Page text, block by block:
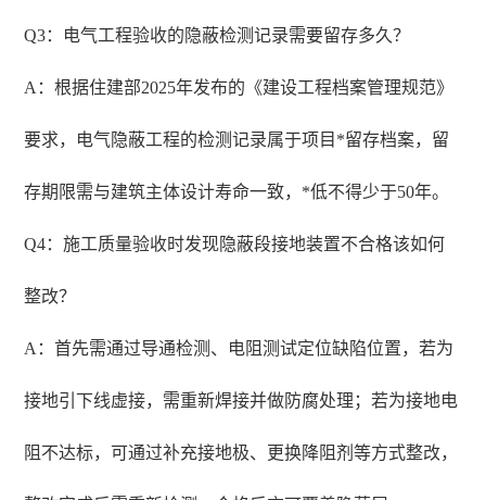
Q3：电气工程验收的隐蔽检测记录需要留存多久？
A：根据住建部2025年发布的《建设工程档案管理规范》
要求，电气隐蔽工程的检测记录属于项目*留存档案，留
存期限需与建筑主体设计寿命一致，*低不得少于50年。
Q4：施工质量验收时发现隐蔽段接地装置不合格该如何
整改？
A：首先需通过导通检测、电阻测试定位缺陷位置，若为
接地引下线虚接，需重新焊接并做防腐处理；若为接地电
阻不达标，可通过补充接地极、更换降阻剂等方式整改，